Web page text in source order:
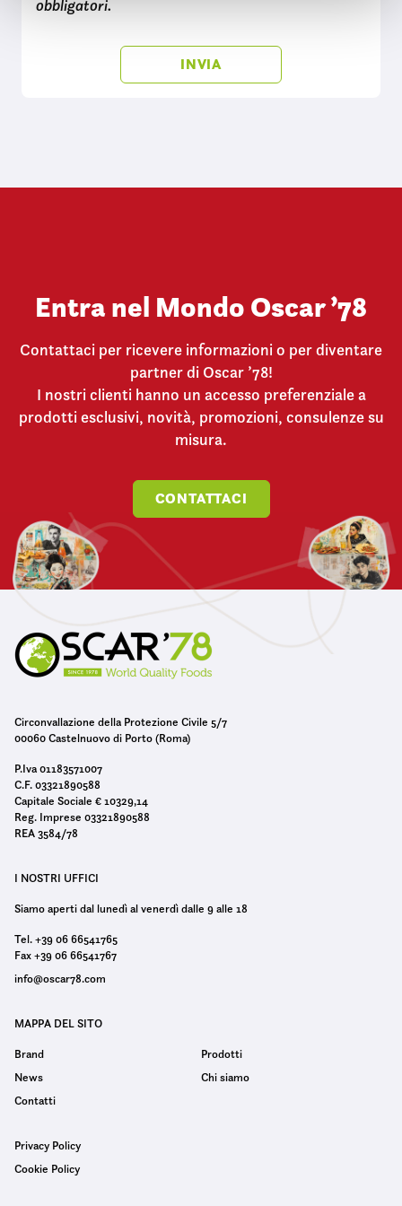
obbligatori.
Entra nel Mondo Oscar ’78
Contattaci per ricevere informazioni o per diventare
partner di Oscar ’78!
I nostri clienti hanno un accesso preferenziale a
prodotti esclusivi, novità, promozioni, consulenze su
misura.
CONTATTACI
Circonvallazione della Protezione Civile 5/7
00060 Castelnuovo di Porto (Roma)
P.Iva 01183571007
C.F. 03321890588
Capitale Sociale € 10329,14
Reg. Imprese 03321890588
REA 3584/78
I NOSTRI UFFICI
Siamo aperti dal lunedì al venerdì dalle 9 alle 18
Tel. +39 06 66541765
Fax +39 06 66541767
info@oscar78.com
MAPPA DEL SITO
Brand
Prodotti
News
Chi siamo
Contatti
Privacy Policy
Cookie Policy